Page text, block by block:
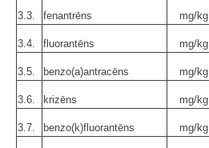
3.3. fenantrēns mg/kg
3.4. fluorantēns mg/kg
3.5. benzo(a)antracēns mg/kg
3.6. krizēns mg/kg
3.7. benzo(k)fluorantēns mg/kg